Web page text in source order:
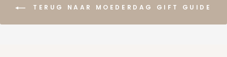
TERUG NAAR MOEDERDAG GIFT GUIDE